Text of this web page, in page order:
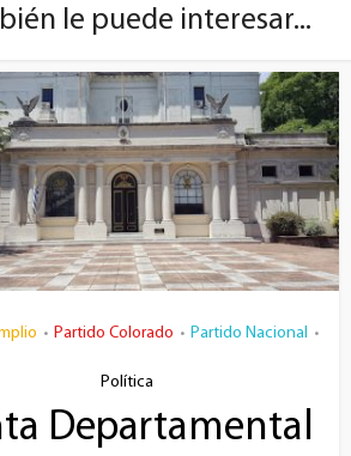
le puede interesar...
• Partido Colorado • Partido Nacional •
Política
Departamental